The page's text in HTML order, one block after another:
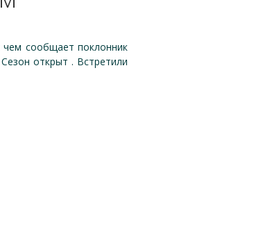
сообщает поклонник
открыт . Встретили